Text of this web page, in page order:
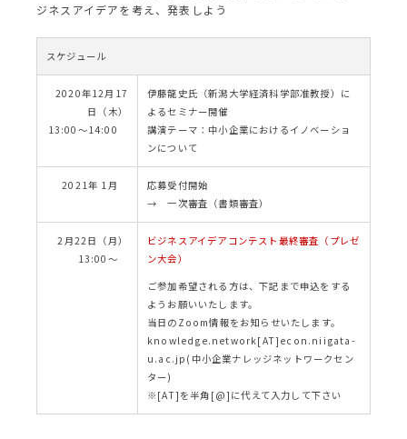
ジネスアイデアを考え、発表しよう
スケジュール
2020年12月17
日（木）
13:00～14:00
伊藤龍史氏（新潟大学経済科学部准教授）に
よるセミナー開催
講演テーマ：中小企業におけるイノベーショ
ンについて
2021年 1月
応募受付開始
→ 一次審査（書類審査）
2月22日（月）
13:00～
ビジネスアイデアコンテスト最終審査（プレゼ
ン大会）
ご参加希望される方は、下記まで申込をする
ようお願いいたします。
当日のZoom情報をお知らせいたします。
knowledge.network[AT]econ.niigata-
u.ac.jp(中小企業ナレッジネットワークセン
ター)
※[AT]を半角[@]に代えて入力して下さい